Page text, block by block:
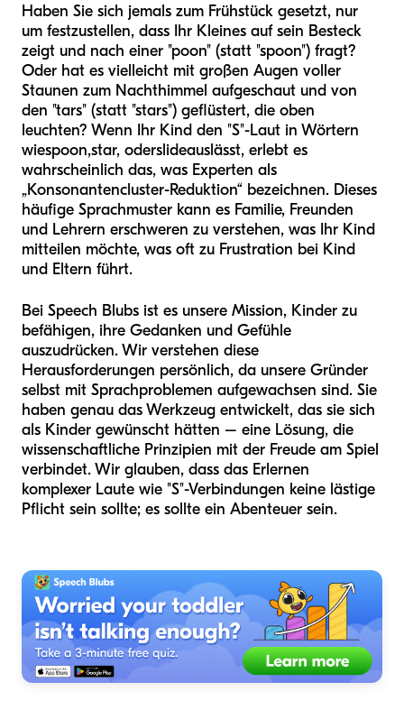
Haben Sie sich jemals zum Frühstück gesetzt, nur
um festzustellen, dass Ihr Kleines auf sein Besteck
zeigt und nach einer "poon" (statt "spoon") fragt?
Oder hat es vielleicht mit großen Augen voller
Staunen zum Nachthimmel aufgeschaut und von
den "tars" (statt "stars") geflüstert, die oben
leuchten? Wenn Ihr Kind den "S"-Laut in Wörtern
wiespoon,star, oderslideauslässt, erlebt es
wahrscheinlich das, was Experten als
„Konsonantencluster-Reduktion“ bezeichnen. Dieses
häufige Sprachmuster kann es Familie, Freunden
und Lehrern erschweren zu verstehen, was Ihr Kind
mitteilen möchte, was oft zu Frustration bei Kind
und Eltern führt.
Bei Speech Blubs ist es unsere Mission, Kinder zu
befähigen, ihre Gedanken und Gefühle
auszudrücken. Wir verstehen diese
Herausforderungen persönlich, da unsere Gründer
selbst mit Sprachproblemen aufgewachsen sind. Sie
haben genau das Werkzeug entwickelt, das sie sich
als Kinder gewünscht hätten – eine Lösung, die
wissenschaftliche Prinzipien mit der Freude am Spiel
verbindet. Wir glauben, dass das Erlernen
komplexer Laute wie "S"-Verbindungen keine lästige
Pflicht sein sollte; es sollte ein Abenteuer sein.